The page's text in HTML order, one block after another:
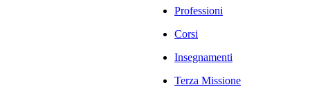
Professioni
Corsi
Insegnamenti
Terza Missione